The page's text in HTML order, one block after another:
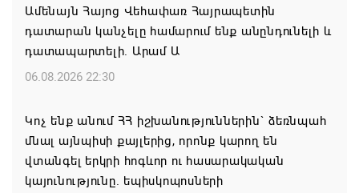
Ամենայն Հայոց Վեհափառ Հայրապետին
դատարան կանչելը համարում ենք անընդունելի և
դատապարտելի. Արամ Ա
06.08.2026 22:30
Կոչ ենք անում ՀՀ իշխանություններին` ձեռնպահ
մնալ այնպիսի քայլերից, որոնք կարող են
վտանգել երկրի հոգևոր ու հասարակական
կայունությունը. եպիսկոպոսների